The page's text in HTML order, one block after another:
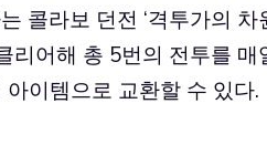
콜라보 던전 ‘격투가의 차
어해 총 5번의 전투를 매
아이템으로 교환할 수 있다.